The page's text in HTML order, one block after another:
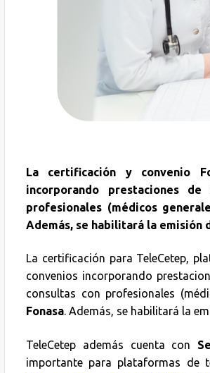
La certificación y convenio
incorporando prestaciones
profesionales (médicos
Además, se habilitará la emisión
La certificación para TeleCetep,
convenios incorporando
consultas con profesionales
Fonasa. Además, se habilitará la
TeleCetep además cuenta con
importante para plataformas de